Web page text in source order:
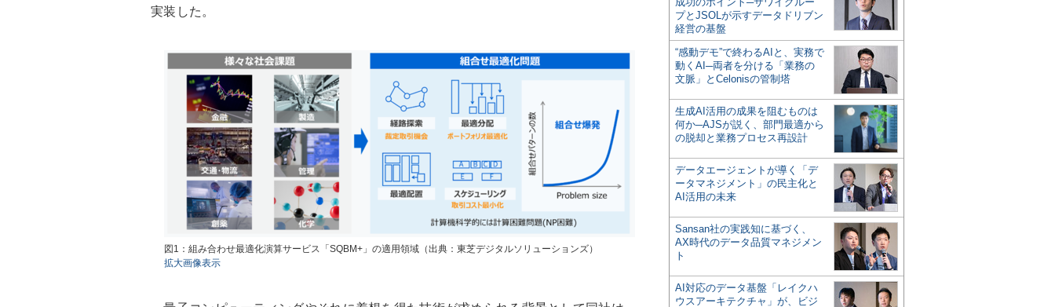
実装した。
図1：組み合わせ最適化演算サービス「SQBM+」の適用領域（出典：東芝デジタルソリューションズ）
拡大画像表示
プとJSOLが示すデータドリブン
経営の基盤
“感動デモ”で終わるAIと、実務で
動くAI─両者を分ける「業務の
文脈」とCelonisの管制塔
生成AI活用の成果を阻むものは
何か─AJSが説く、部門最適から
の脱却と業務プロセス再設計
データエージェントが導く「デ
ータマネジメント」の民主化と
AI活用の未来
Sansan社の実践知に基づく、
AX時代のデータ品質マネジメン
ト
AI対応のデータ基盤「レイクハ
ウスアーキテクチャ」が、ビジ